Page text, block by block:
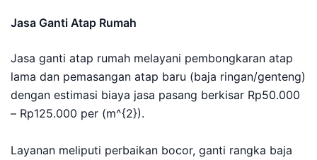
Jasa Ganti Atap Rumah
Jasa ganti atap rumah melayani pembongkaran atap
lama dan pemasangan atap baru (baja ringan/genteng)
dengan estimasi biaya jasa pasang berkisar Rp50.000
– Rp125.000 per (m^{2}).
Layanan meliputi perbaikan bocor, ganti rangka baja